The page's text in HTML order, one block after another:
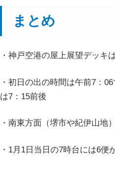
まとめ
・神戸空港の屋上展望デッキ
・初日の出の時間は午前7：
は7：15前後
・南東方面（堺市や紀伊山地
・1月1日当日の7時台には6便